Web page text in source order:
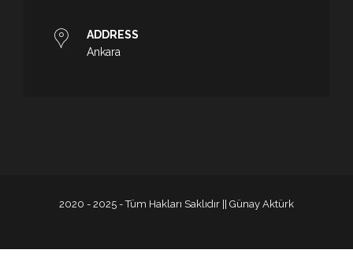
ADDRESS
Ankara
2020 - 2025 - Tüm Hakları Saklıdır || Günay Aktürk